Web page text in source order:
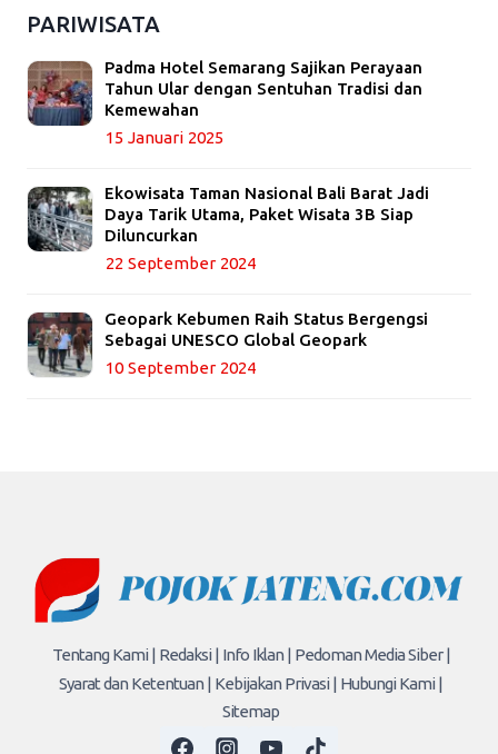
PARIWISATA
Padma Hotel Semarang Sajikan Perayaan
Tahun Ular dengan Sentuhan Tradisi dan
Kemewahan
15 Januari 2025
Ekowisata Taman Nasional Bali Barat Jadi
Daya Tarik Utama, Paket Wisata 3B Siap
Diluncurkan
22 September 2024
Geopark Kebumen Raih Status Bergengsi
Sebagai UNESCO Global Geopark
10 September 2024
Tentang Kami | Redaksi | Info Iklan | Pedoman Media Siber |
Syarat dan Ketentuan | Kebijakan Privasi | Hubungi Kami |
Sitemap